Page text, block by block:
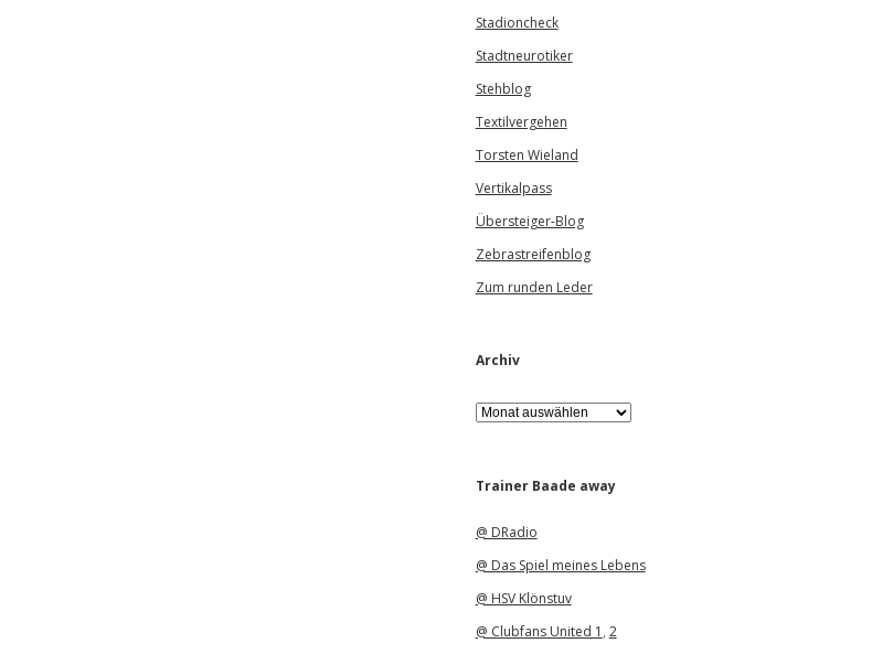
Stadioncheck
Stadtneurotiker
Stehblog
Textilvergehen
Torsten Wieland
Vertikalpass
Übersteiger-Blog
Zebrastreifenblog
Zum runden Leder
Archiv
A
r
iTrainer Baade away
@ DRadio
@ Das Spiel meines Lebens
@ HSV Klönstuv
@ Clubfans United 1 , 2